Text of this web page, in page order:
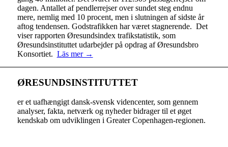
dagen. Antallet af pendlerrejser over sundet steg endnu
mere, nemlig med 10 procent, men i slutningen af sidste år
aftog tendensen. Godstrafikken har været stagnerende. Det
viser rapporten Øresundsindex trafikstatistik, som
Øresundsinstituttet udarbejder på opdrag af Øresundsbro
Konsortiet. Läs mer →
ØRESUNDSINSTITUTTET
er et uafhængigt dansk-svensk videncenter, som gennem
analyser, fakta, netværk og nyheder bidrager til et øget
kendskab om udviklingen i Greater Copenhagen-regionen.